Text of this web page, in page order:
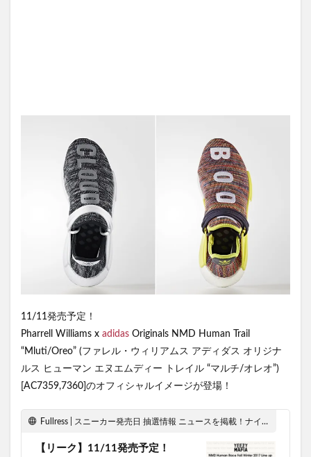
11/11発売予定！
Pharrell Williams x adidas Originals NMD Human Trail
“Mluti/Oreo” (ファレル・ウィリアムス アディダス オリジナ
ルス ヒューマン エヌエムディー トレイル “マルチ/オレオ”)
[AC7359,7360]のオフィシャルイメージが登場！
Fullress | スニーカー発売日 抽選情報 ニュースを掲載！ナイキ ジョーダン ダンク シュプリーム
【リーク】11/11発売予定！